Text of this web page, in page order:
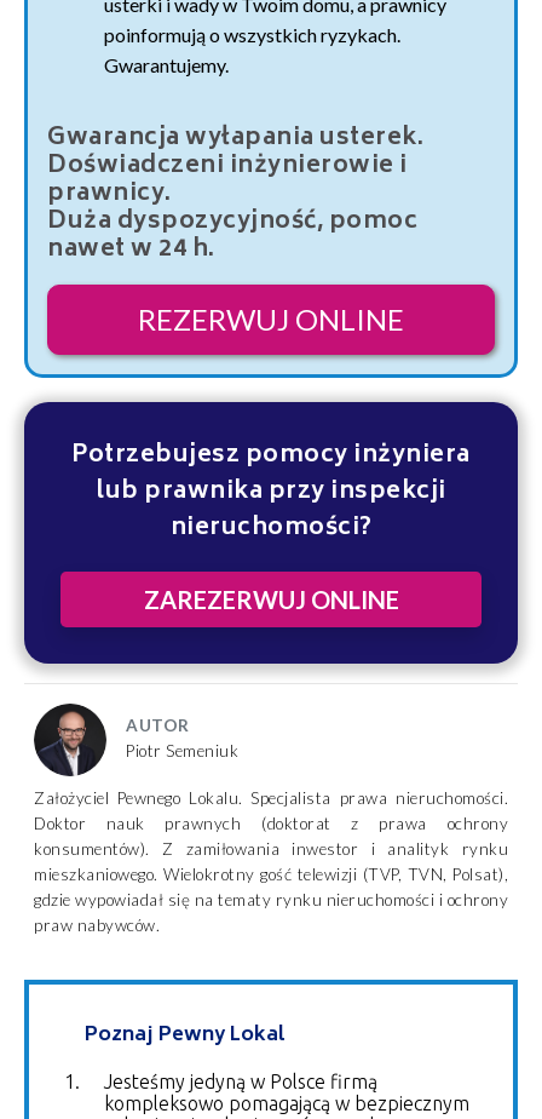
poinformują o wszystkich ryzykach.
Gwarantujemy.
Gwarancja wyłapania usterek.
Doświadczeni inżynierowie i
prawnicy.
Duża dyspozycyjność, pomoc
nawet w 24 h.
REZERWUJ ONLINE
Potrzebujesz pomocy inżyniera
lub prawnika przy inspekcji
nieruchomości?
ZAREZERWUJ ONLINE
AUTOR
Piotr Semeniuk
Założyciel Pewnego Lokalu. Specjalista prawa nieruchomości.
Doktor nauk prawnych (doktorat z prawa ochrony
konsumentów). Z zamiłowania inwestor i analityk rynku
mieszkaniowego. Wielokrotny gość telewizji (TVP, TVN, Polsat),
gdzie wypowiadał się na tematy rynku nieruchomości i ochrony
praw nabywców.
Poznaj Pewny Lokal
Jesteśmy jedyną w Polsce firmą
kompleksowo pomagającą w bezpiecznym